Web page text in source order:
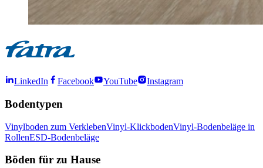
LinkedIn Facebook YouTube Instagram
Bodentypen
Vinylboden zum VerklebenVinyl-KlickbodenVinyl-Bodenbeläge in
RollenESD-Bodenbeläge
Böden für zu Hause